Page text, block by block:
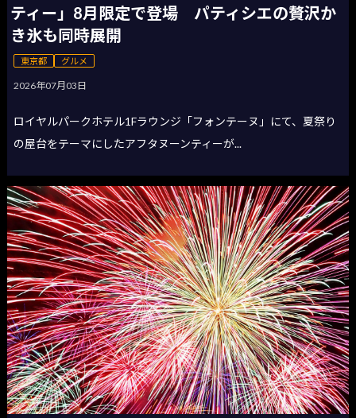
ティー」8月限定で登場 パティシエの贅沢か
き氷も同時展開
東京都 グルメ
2026年07月03日
ロイヤルパークホテル1Fラウンジ「フォンテーヌ」にて、夏祭り
の屋台をテーマにしたアフタヌーンティーが...